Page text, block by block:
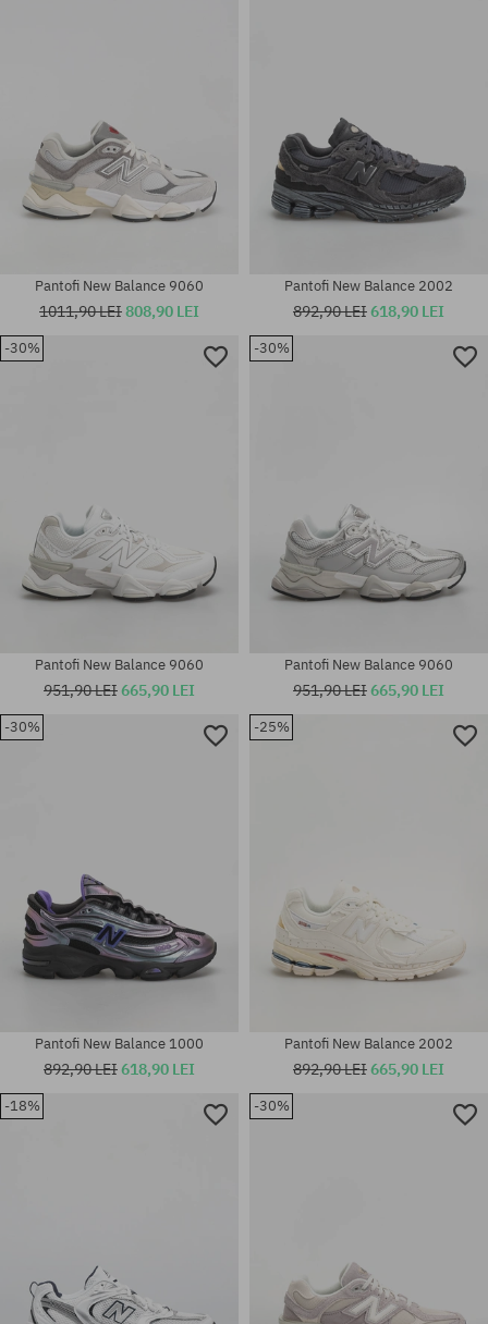
Mărimi existente:
Mărimi existente:
Pantofi New Balance 9060
1011,90 LEI808,90 LEI
Pantofi New Balance 2002
892,90 LEI618,90 LEI
-30%
Pantofi New Balance 9060
951,90 LEI665,90 LEI
-30%
Pantofi New Balance 9060
951,90 LEI665,90 LEI
-30%
Pantofi New Balance 1000
892,90 LEI618,90 LEI
-25%
Pantofi New Balance 2002
892,90 LEI665,90 LEI
-18% -30%